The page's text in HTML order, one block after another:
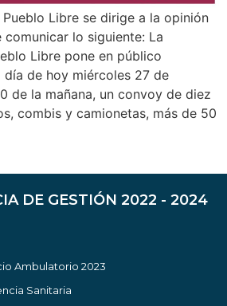
Libre se dirige a la opinión
lo siguiente: La
Libre pone en público
de hoy miércoles 27 de
de la mañana, un convoy de diez
combis y camionetas, más de 50
DE GESTIÓN 2022 - 2024
Ambulatorio 2023
Sanitaria